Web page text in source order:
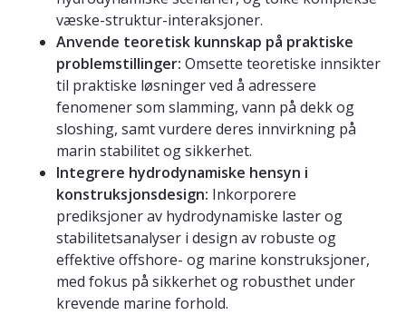
væske-struktur-interaksjoner.
Anvende teoretisk kunnskap på praktiske
problemstillinger: Omsette teoretiske innsikter
til praktiske løsninger ved å adressere
fenomener som slamming, vann på dekk og
sloshing, samt vurdere deres innvirkning på
marin stabilitet og sikkerhet.
Integrere hydrodynamiske hensyn i
konstruksjonsdesign: Inkorporere
prediksjoner av hydrodynamiske laster og
stabilitetsanalyser i design av robuste og
effektive offshore- og marine konstruksjoner,
med fokus på sikkerhet og robusthet under
krevende marine forhold.